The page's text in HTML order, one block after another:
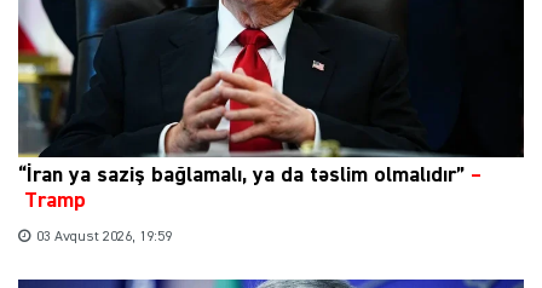
“İran ya saziş bağlamalı, ya da təslim olmalıdır” –
Tramp
03 Avqust 2026, 19:59